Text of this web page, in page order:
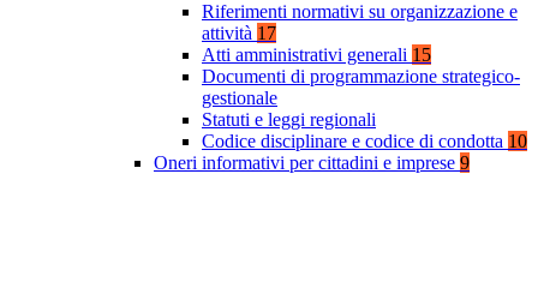
Riferimenti normativi su organizzazione e
attività 17
Atti amministrativi generali 15
Documenti di programmazione strategico-
gestionale
Statuti e leggi regionali
Codice disciplinare e codice di condotta 10
Oneri informativi per cittadini e imprese 9